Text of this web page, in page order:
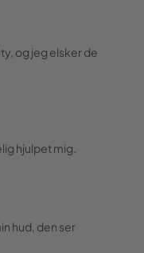
og jeg elsker de
hjulpet mig.
hud, den ser